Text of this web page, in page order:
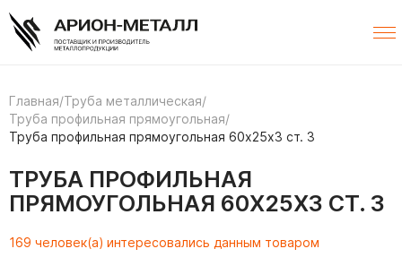
Главная/Труба металлическая/
Труба профильная прямоугольная/
Труба профильная прямоугольная 60х25х3 ст. 3
ТРУБА ПРОФИЛЬНАЯ
ПРЯМОУГОЛЬНАЯ 60Х25Х3 СТ. 3
169 человек(а) интересовались данным товаром